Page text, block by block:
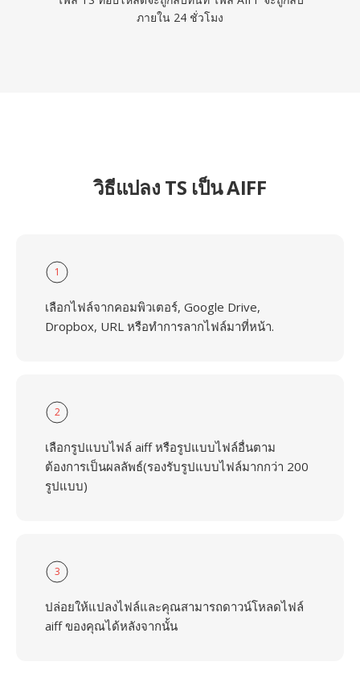
ภายใน 24 ชั่วโมง
วิธีแปลง TS เป็น AIFF
1
เลือกไฟล์จากคอมพิวเตอร์, Google Drive,
Dropbox, URL หรือทำการลากไฟล์มาที่หน้า.
2
เลือกรูปแบบไฟล์ aiff หรือรูปแบบไฟล์อื่นตาม
ต้องการเป็นผลลัพธ์(รองรับรูปแบบไฟล์มากกว่า 200
รูปแบบ)
3
ปล่อยให้แปลงไฟล์และคุณสามารถดาวน์โหลดไฟล์
aiff ของคุณได้หลังจากนั้น